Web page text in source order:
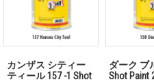
カンザス シティー
ティール 157 -1 Shot
ダーク ブ
Shot Paint